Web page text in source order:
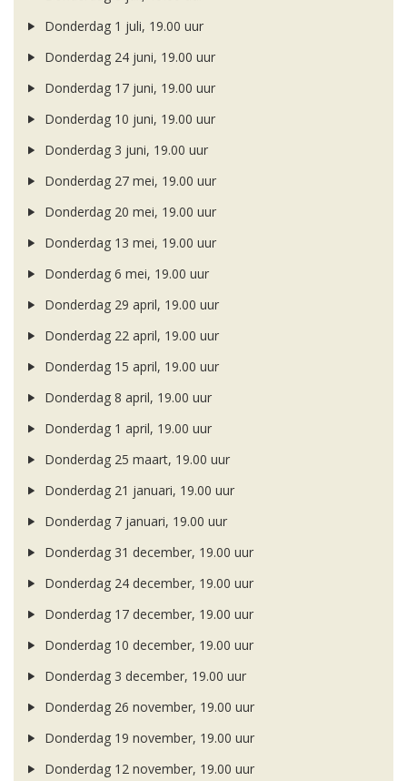
Donderdag 1 juli, 19.00 uur
Donderdag 24 juni, 19.00 uur
Donderdag 17 juni, 19.00 uur
Donderdag 10 juni, 19.00 uur
Donderdag 3 juni, 19.00 uur
Donderdag 27 mei, 19.00 uur
Donderdag 20 mei, 19.00 uur
Donderdag 13 mei, 19.00 uur
Donderdag 6 mei, 19.00 uur
Donderdag 29 april, 19.00 uur
Donderdag 22 april, 19.00 uur
Donderdag 15 april, 19.00 uur
Donderdag 8 april, 19.00 uur
Donderdag 1 april, 19.00 uur
Donderdag 25 maart, 19.00 uur
Donderdag 21 januari, 19.00 uur
Donderdag 7 januari, 19.00 uur
Donderdag 31 december, 19.00 uur
Donderdag 24 december, 19.00 uur
Donderdag 17 december, 19.00 uur
Donderdag 10 december, 19.00 uur
Donderdag 3 december, 19.00 uur
Donderdag 26 november, 19.00 uur
Donderdag 19 november, 19.00 uur
Donderdag 12 november, 19.00 uur